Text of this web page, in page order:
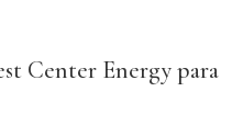
Center Energy para